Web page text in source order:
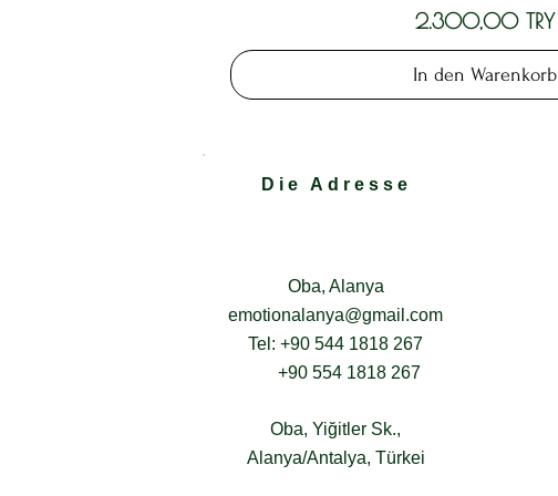
Preis
2.300,00 TRY
In den Warenkorb
Die Adresse
Oba, Alanya
emotionalanya@gmail.com
Tel: +90 544 1818 267
+90 554 1818 267
Oba, Yiğitler Sk.,
Alanya/Antalya, Türkei